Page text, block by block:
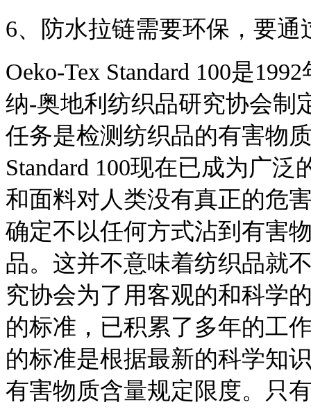
6、防水拉链需要环保，要通
Oeko-Tex Standard 100是
纳-奥地利纺织品研究协会制
任务是检测纺织品的有害物
Standard 100现在已成为广
和面料对人类没有真正的危
确定不以任何方式沾到有害
品。这并不意味着纺织品就
究协会为了用客观的和科学
的标准，已积累了多年的工
的标准是根据最新的科学知
有害物质含量规定限度。只